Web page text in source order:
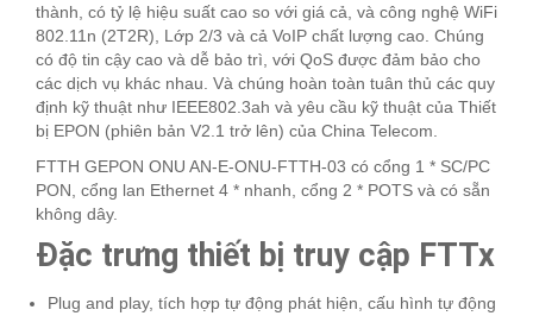
thành, có tỷ lệ hiệu suất cao so với giá cả, và công nghệ WiFi
802.11n (2T2R), Lớp 2/3 và cả VoIP chất lượng cao. Chúng
có độ tin cậy cao và dễ bảo trì, với QoS được đảm bảo cho
các dịch vụ khác nhau. Và chúng hoàn toàn tuân thủ các quy
định kỹ thuật như IEEE802.3ah và yêu cầu kỹ thuật của Thiết
bị EPON (phiên bản V2.1 trở lên) của China Telecom.
FTTH GEPON ONU AN-E-ONU-FTTH-03 có cổng 1 * SC/PC
PON, cổng lan Ethernet 4 * nhanh, cổng 2 * POTS và có sẵn
không dây.
Đặc trưng thiết bị truy cập FTTx
Plug and play, tích hợp tự động phát hiện, cấu hình tự động